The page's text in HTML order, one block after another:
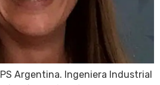
Argentina. Ingeniera Industrial